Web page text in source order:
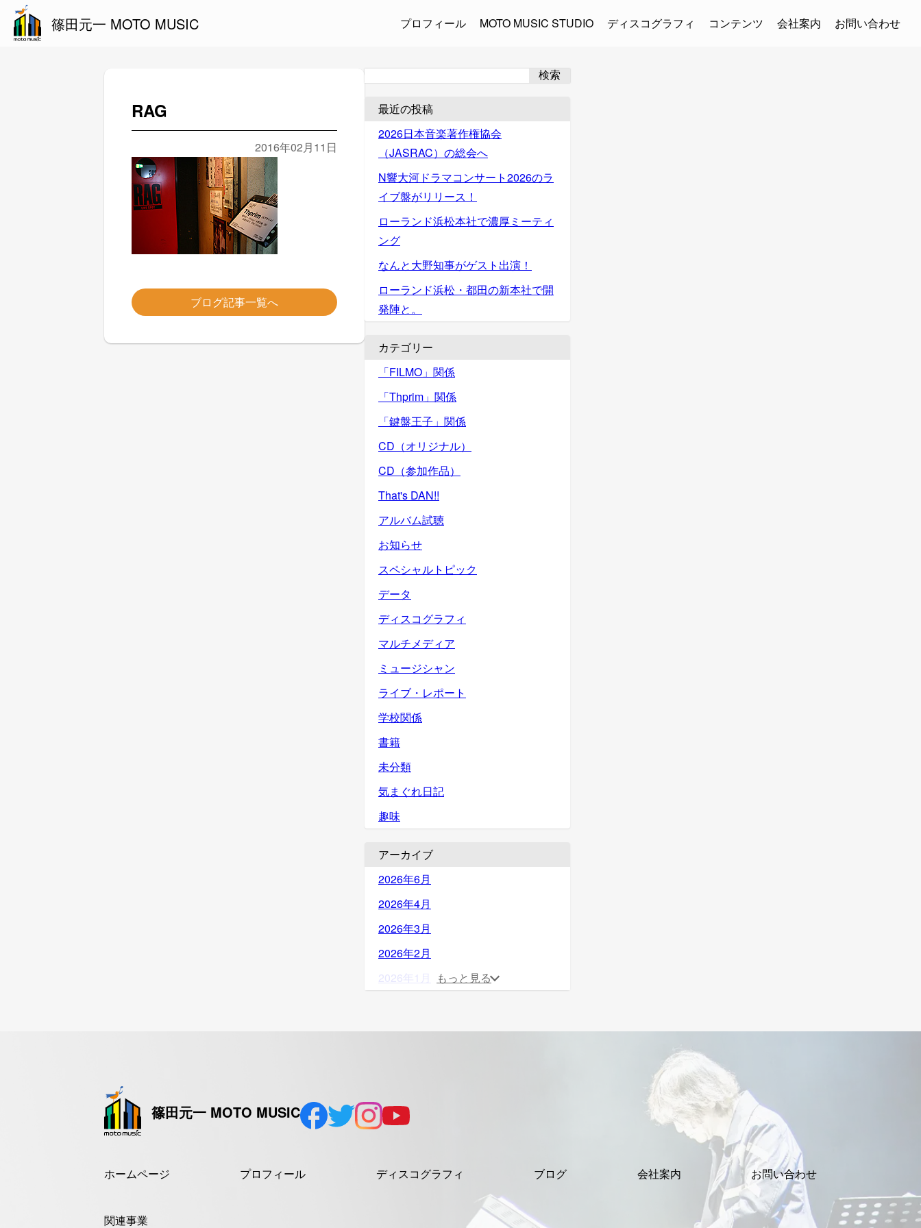
篠田元一 MOTO MUSIC プロフィール MOTO MUSIC STUDIO ディスコグラフィ コンテンツ 会社案内 お問い合わせ
RAG
2016年02月11日
ブログ記事一覧へ
検索
最近の投稿
2026日本音楽著作権協会
（JASRAC）の総会へ
N響大河ドラマコンサート2026のラ
イブ盤がリリース！
ローランド浜松本社で濃厚ミーティ
ング
なんと大野知事がゲスト出演！
ローランド浜松・都田の新本社で開
発陣と。
カテゴリー
「FILMO」関係
「Thprim」関係
「鍵盤王子」関係
CD（オリジナル）
CD（参加作品）
That's DAN!!
アルバム試聴
お知らせ
スペシャルトピック
データ
ディスコグラフィ
マルチメディア
ミュージシャン
ライブ・レポート
学校関係
書籍
未分類
気まぐれ日記
趣味
アーカイブ
2026年6月
2026年4月
2026年3月
2026年2月
2026年1月
2025年8月
2025年7月
2025年5月
もっと見る
篠田元一 MOTO MUSIC
ホームページ プロフィール ディスコグラフィ ブログ 会社案内 お問い合わせ
関連事業